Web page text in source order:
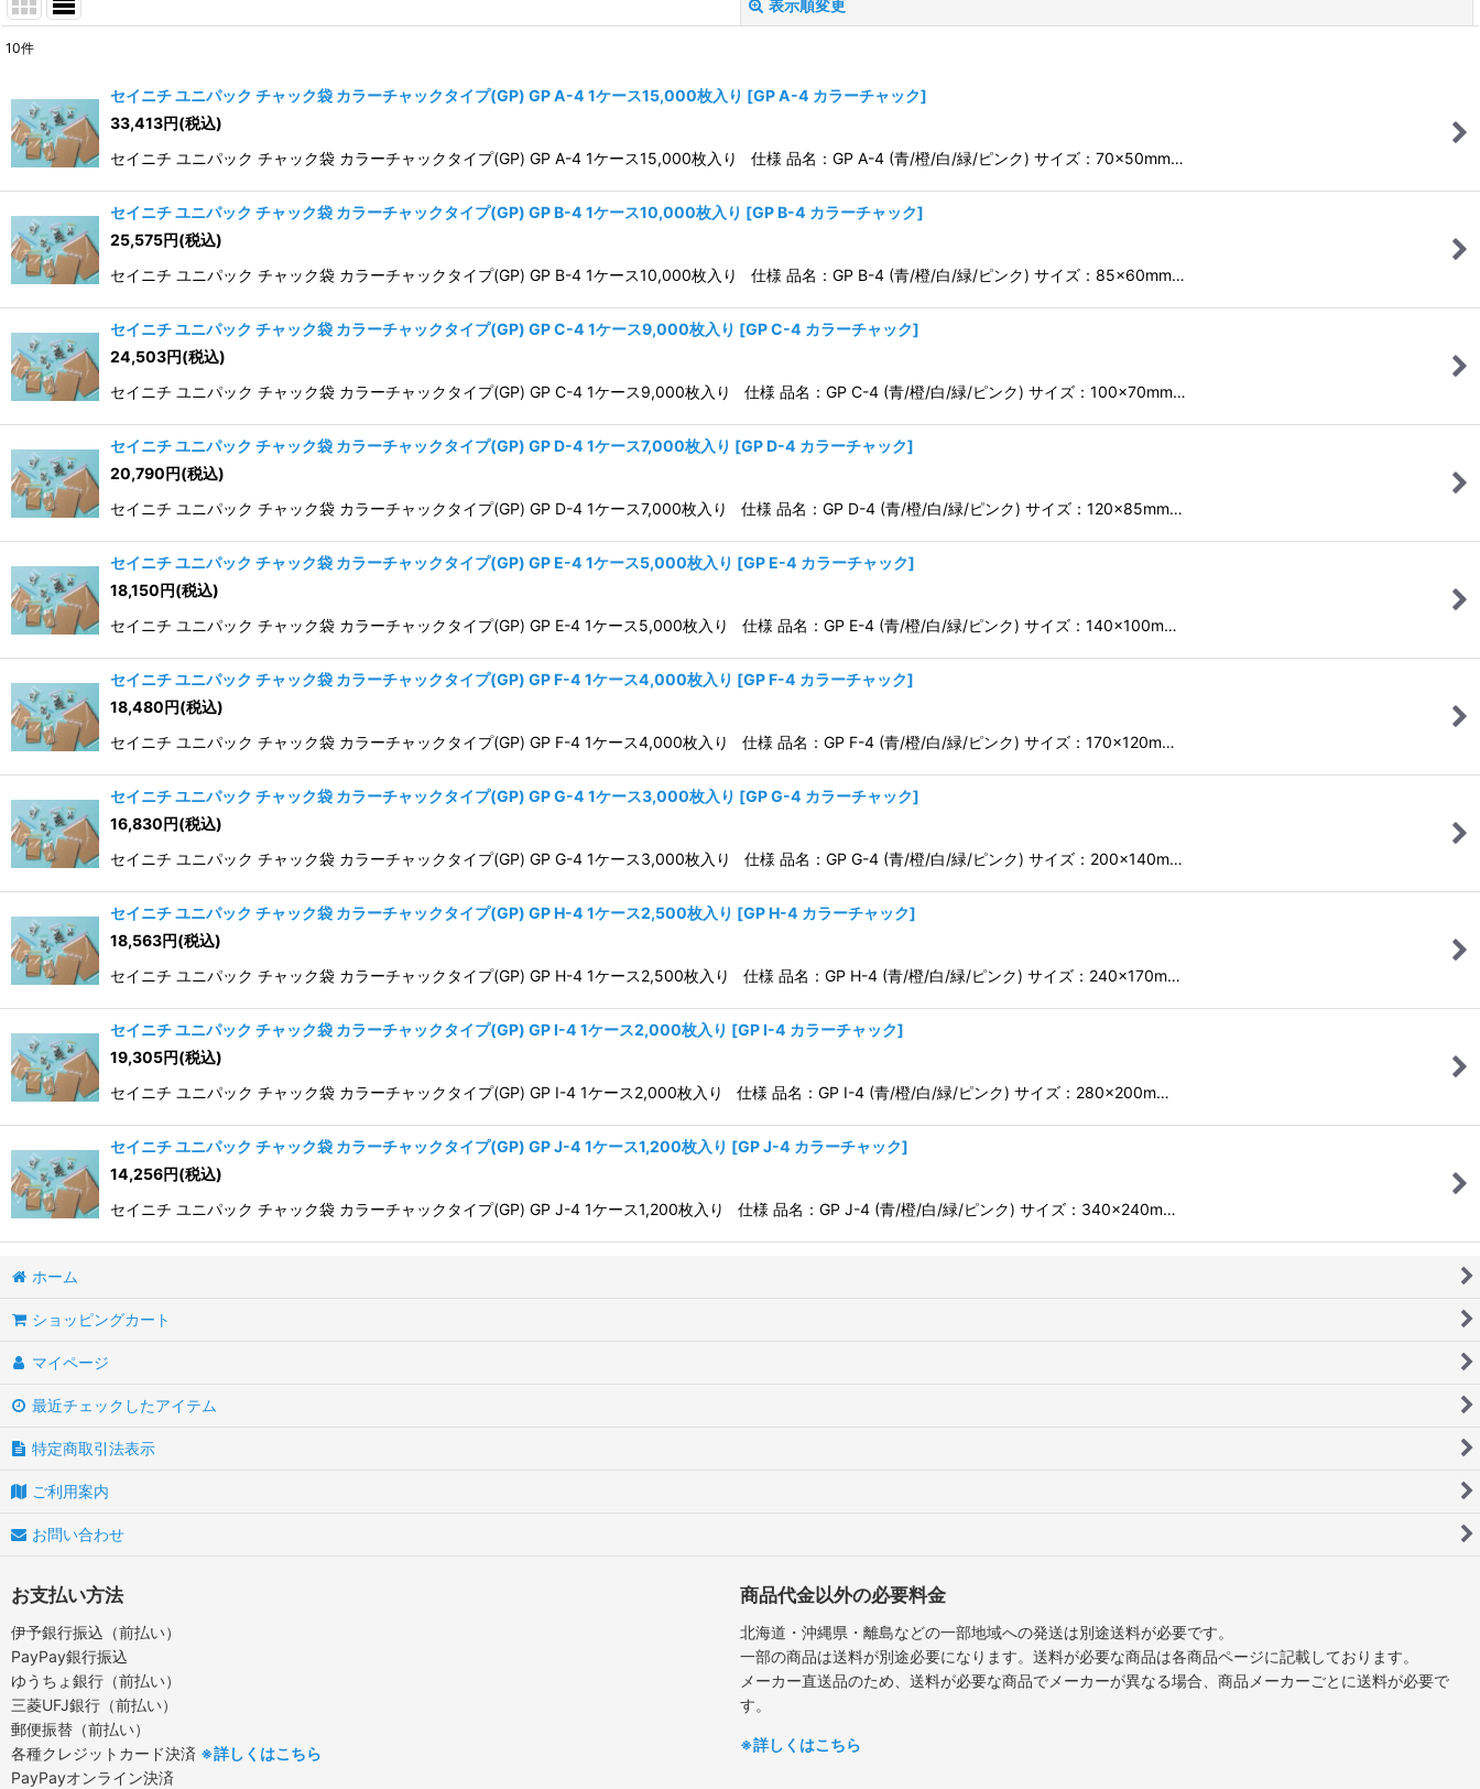
表示順変更
並び順:
絞り込む
10件
セイニチ ユニパック チャック袋 カラーチャックタイプ(GP) GP A-4 1ケース15,000枚入り [GP A-4 カラーチャック]
33,413円(税込)
セイニチ ユニパック チャック袋 カラーチャックタイプ(GP) GP A-4 1ケース15,000枚入り 仕様 品名：GP A-4 (青/橙/白/緑/ピンク) サイズ：70×50mm…
セイニチ ユニパック チャック袋 カラーチャックタイプ(GP) GP B-4 1ケース10,000枚入り [GP B-4 カラーチャック]
25,575円(税込)
セイニチ ユニパック チャック袋 カラーチャックタイプ(GP) GP B-4 1ケース10,000枚入り 仕様 品名：GP B-4 (青/橙/白/緑/ピンク) サイズ：85×60mm…
セイニチ ユニパック チャック袋 カラーチャックタイプ(GP) GP C-4 1ケース9,000枚入り [GP C-4 カラーチャック]
24,503円(税込)
セイニチ ユニパック チャック袋 カラーチャックタイプ(GP) GP C-4 1ケース9,000枚入り 仕様 品名：GP C-4 (青/橙/白/緑/ピンク) サイズ：100×70mm…
セイニチ ユニパック チャック袋 カラーチャックタイプ(GP) GP D-4 1ケース7,000枚入り [GP D-4 カラーチャック]
20,790円(税込)
セイニチ ユニパック チャック袋 カラーチャックタイプ(GP) GP D-4 1ケース7,000枚入り 仕様 品名：GP D-4 (青/橙/白/緑/ピンク) サイズ：120×85mm…
セイニチ ユニパック チャック袋 カラーチャックタイプ(GP) GP E-4 1ケース5,000枚入り [GP E-4 カラーチャック]
18,150円(税込)
セイニチ ユニパック チャック袋 カラーチャックタイプ(GP) GP E-4 1ケース5,000枚入り 仕様 品名：GP E-4 (青/橙/白/緑/ピンク) サイズ：140×100m…
セイニチ ユニパック チャック袋 カラーチャックタイプ(GP) GP F-4 1ケース4,000枚入り [GP F-4 カラーチャック]
18,480円(税込)
セイニチ ユニパック チャック袋 カラーチャックタイプ(GP) GP F-4 1ケース4,000枚入り 仕様 品名：GP F-4 (青/橙/白/緑/ピンク) サイズ：170×120m…
セイニチ ユニパック チャック袋 カラーチャックタイプ(GP) GP G-4 1ケース3,000枚入り [GP G-4 カラーチャック]
16,830円(税込)
セイニチ ユニパック チャック袋 カラーチャックタイプ(GP) GP G-4 1ケース3,000枚入り 仕様 品名：GP G-4 (青/橙/白/緑/ピンク) サイズ：200×140m…
セイニチ ユニパック チャック袋 カラーチャックタイプ(GP) GP H-4 1ケース2,500枚入り [GP H-4 カラーチャック]
18,563円(税込)
セイニチ ユニパック チャック袋 カラーチャックタイプ(GP) GP H-4 1ケース2,500枚入り 仕様 品名：GP H-4 (青/橙/白/緑/ピンク) サイズ：240×170m…
セイニチ ユニパック チャック袋 カラーチャックタイプ(GP) GP I-4 1ケース2,000枚入り [GP I-4 カラーチャック]
19,305円(税込)
セイニチ ユニパック チャック袋 カラーチャックタイプ(GP) GP I-4 1ケース2,000枚入り 仕様 品名：GP I-4 (青/橙/白/緑/ピンク) サイズ：280×200m…
セイニチ ユニパック チャック袋 カラーチャックタイプ(GP) GP J-4 1ケース1,200枚入り [GP J-4 カラーチャック]
14,256円(税込)
セイニチ ユニパック チャック袋 カラーチャックタイプ(GP) GP J-4 1ケース1,200枚入り 仕様 品名：GP J-4 (青/橙/白/緑/ピンク) サイズ：340×240m…
ホーム
ショッピングカート
マイページ
最近チェックしたアイテム
特定商取引法表示
ご利用案内
お問い合わせ
お支払い方法
伊予銀行振込（前払い）
PayPay銀行振込
ゆうちょ銀行（前払い）
三菱UFJ銀行（前払い）
郵便振替（前払い）
各種クレジットカード決済 ※詳しくはこちら
PayPayオンライン決済
商品代金以外の必要料金
北海道・沖縄県・離島などの一部地域への発送は別途送料が必要です。
一部の商品は送料が別途必要になります。送料が必要な商品は各商品ページに記載しております。
メーカー直送品のため、送料が必要な商品でメーカーが異なる場合、商品メーカーごとに送料が必要で
す。
※詳しくはこちら